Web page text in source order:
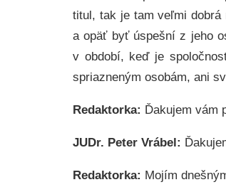
titul, tak je tam veľmi dobrá
a opäť byť úspešní z jeho
v období, keď je
spriazneným osobám, ani
Redaktorka: Ďakujem vám
JUDr. Peter Vrábel:
Redaktorka: Mojím